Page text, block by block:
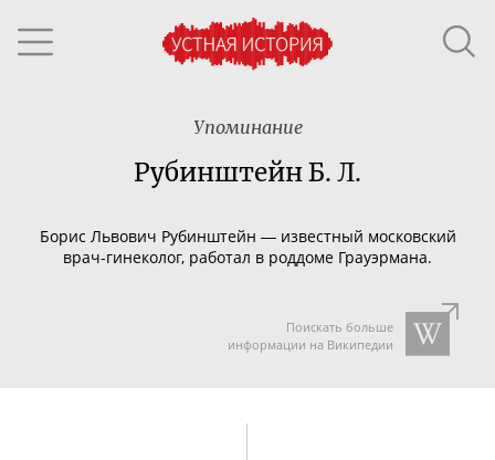
Упоминание
Рубинштейн Б. Л.
Борис Львович Рубинштейн ― известный московский
врач-гинеколог, работал в роддоме Грауэрмана.
Поискать больше
информации на Википедии